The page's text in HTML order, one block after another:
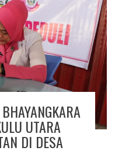
UTARA
DI DESA